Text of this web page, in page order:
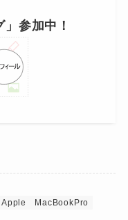
」参加中！
Apple MacBookPro